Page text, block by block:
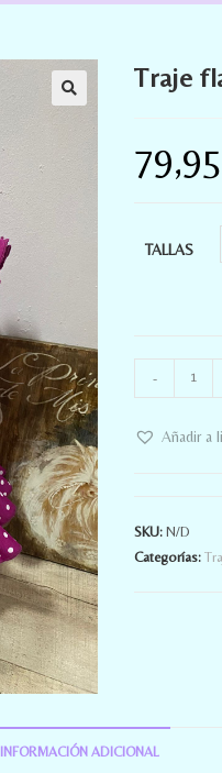
Traje
79,95
TALLAS
-
Añadir a
SKU:N/D
Categorías:
INFORMACIÓN ADICIONAL